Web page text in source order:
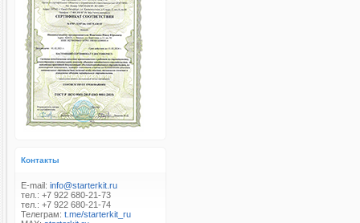
Контакты
E-mail: info@starterkit.ru
тел.: +7 922 680-21-73
тел.: +7 922 680-21-74
Телеграм: t.me/starterkit_ru